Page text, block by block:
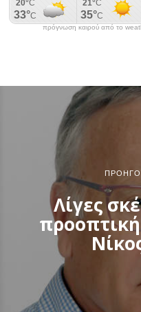
πρόγνωση καιρού από το
Λίγες